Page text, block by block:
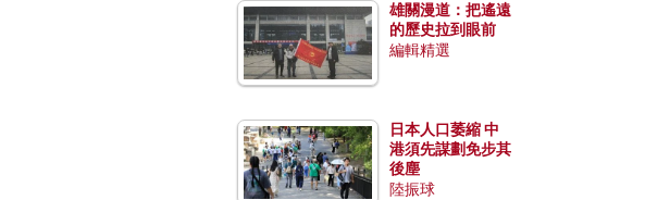
雄關漫道：把遙遠
的歷史拉到眼前
編輯精選
日本人口萎縮 中
港須先謀劃免步其
後塵
陸振球